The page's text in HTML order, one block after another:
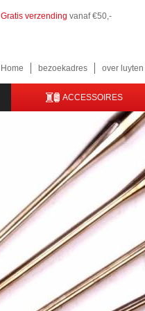
Gratis verzending vanaf €50,-
Home bezoekadres over
ACCESSOIRES